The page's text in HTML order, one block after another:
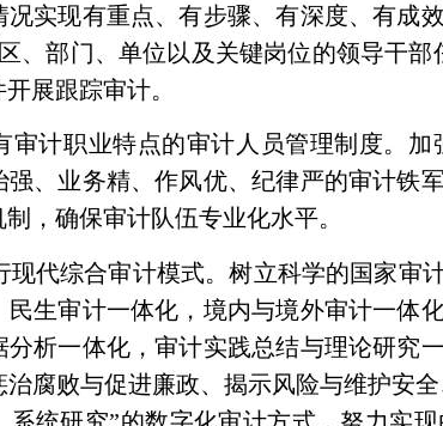
况实现有重点、有步骤、有深度、有成
、部门、单位以及关键岗位的领导干部
展跟踪审计。
计职业特点的审计人员管理制度。加
强、业务精、作风优、纪律严的审计铁
，确保审计队伍专业化水平。
代综合审计模式。树立科学的国家审
民生审计一体化，境内与境外审计一体
分析一体化，审计实践总结与理论研究
腐败与促进廉政、揭示风险与维护安